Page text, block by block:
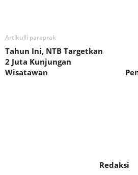
Artikulli paraprak
Tahun Ini, NTB Targetkan
2 Juta Kunjungan
Wisatawan
Redaksi